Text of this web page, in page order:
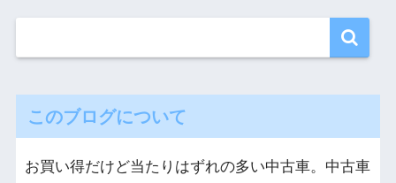
このブログについて
お買い得だけど当たりはずれの多い中古車。中古車